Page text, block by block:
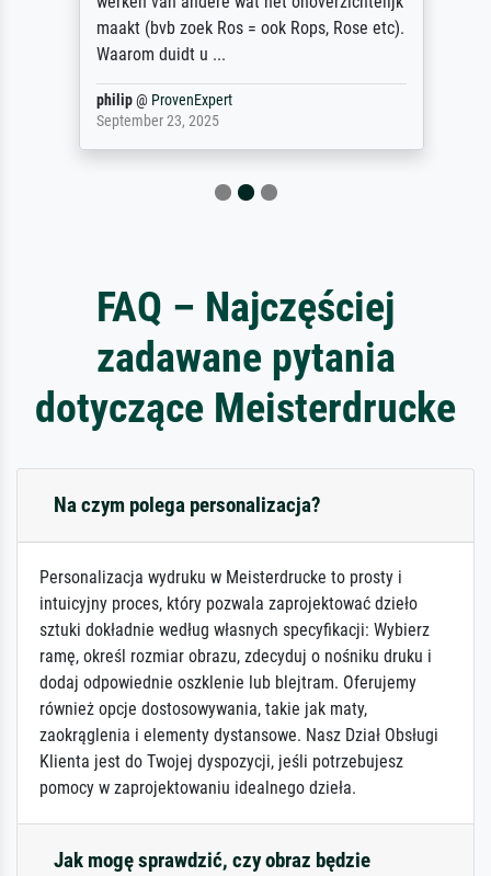
maakt (bvb zoek Ros = ook Rops, Rose etc).
Waarom duidt u ...
philip@ProvenExpert
September 23, 2025
FAQ – Najczęściej
zadawane pytania
dotyczące Meisterdrucke
Na czym polega personalizacja?
Personalizacja wydruku w Meisterdrucke to prosty i
intuicyjny proces, który pozwala zaprojektować dzieło
sztuki dokładnie według własnych specyfikacji: Wybierz
ramę, określ rozmiar obrazu, zdecyduj o nośniku druku i
dodaj odpowiednie oszklenie lub blejtram. Oferujemy
również opcje dostosowywania, takie jak maty,
zaokrąglenia i elementy dystansowe. Nasz Dział Obsługi
Klienta jest do Twojej dyspozycji, jeśli potrzebujesz
pomocy w zaprojektowaniu idealnego dzieła.
Jak mogę sprawdzić, czy obraz będzie